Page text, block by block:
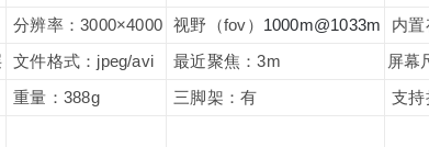
分辨率：3000×4000 视野（fov） 1000m@1033m
内
文件格式：jpeg/avi 最近聚焦：3m
屏幕
重量：388g 三脚架：有
支持